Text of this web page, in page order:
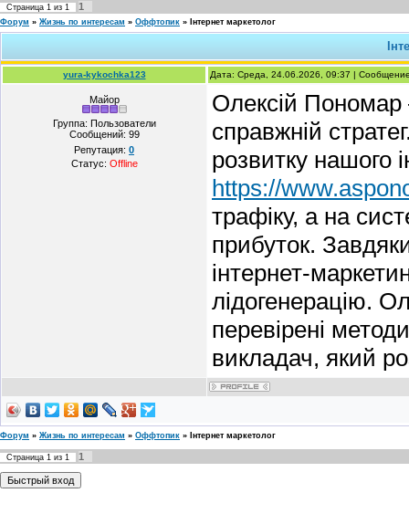
Страница 1 из 1 1
Форум » Жизнь по интересам » Оффтопик » Інтернет маркетолог
yura-kykochka123 Дата: Среда, 24.06.2026, 09:37 |
Майор
Группа: Пользователи
Сообщений: 99
Репутация: 0
Статус: Offline
Олексій Пономар
справжній
розвитку нашого
https://
трафіку, а на
прибуток.
інтернет-
лідогенерацію.
перевірені
викладач, який
Форум » Жизнь по интересам » Оффтопик » Інтернет маркетолог
Страница 1 из 1 1